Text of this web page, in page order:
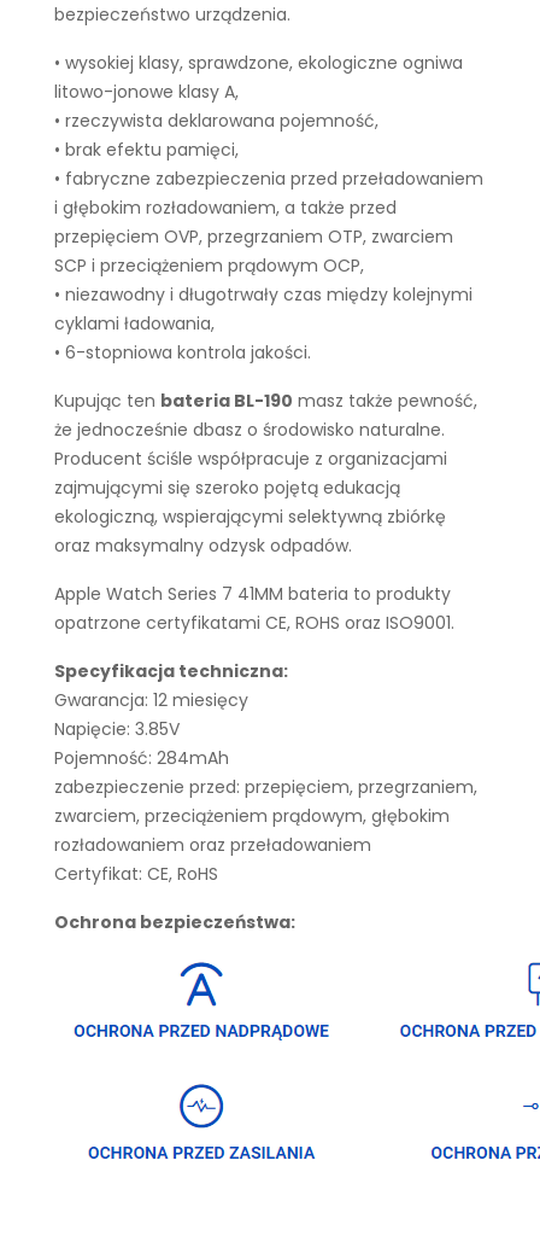
bezpieczeństwo urządzenia.
• wysokiej klasy, sprawdzone, ekologiczne ogniwa
litowo-jonowe klasy A,
• rzeczywista deklarowana pojemność,
• brak efektu pamięci,
• fabryczne zabezpieczenia przed przeładowaniem
i głębokim rozładowaniem, a także przed
przepięciem OVP, przegrzaniem OTP, zwarciem
SCP i przeciążeniem prądowym OCP,
• niezawodny i długotrwały czas między kolejnymi
cyklami ładowania,
• 6-stopniowa kontrola jakości.
Kupując ten bateria BL-190 masz także pewność,
że jednocześnie dbasz o środowisko naturalne.
Producent ściśle współpracuje z organizacjami
zajmującymi się szeroko pojętą edukacją
ekologiczną, wspierającymi selektywną zbiórkę
oraz maksymalny odzysk odpadów.
Apple Watch Series 7 41MM bateria to produkty
opatrzone certyfikatami CE, ROHS oraz ISO9001.
Specyfikacja techniczna:
Gwarancja: 12 miesięcy
Napięcie: 3.85V
Pojemność: 284mAh
zabezpieczenie przed: przepięciem, przegrzaniem,
zwarciem, przeciążeniem prądowym, głębokim
rozładowaniem oraz przeładowaniem
Certyfikat: CE, RoHS
Ochrona bezpieczeństwa: